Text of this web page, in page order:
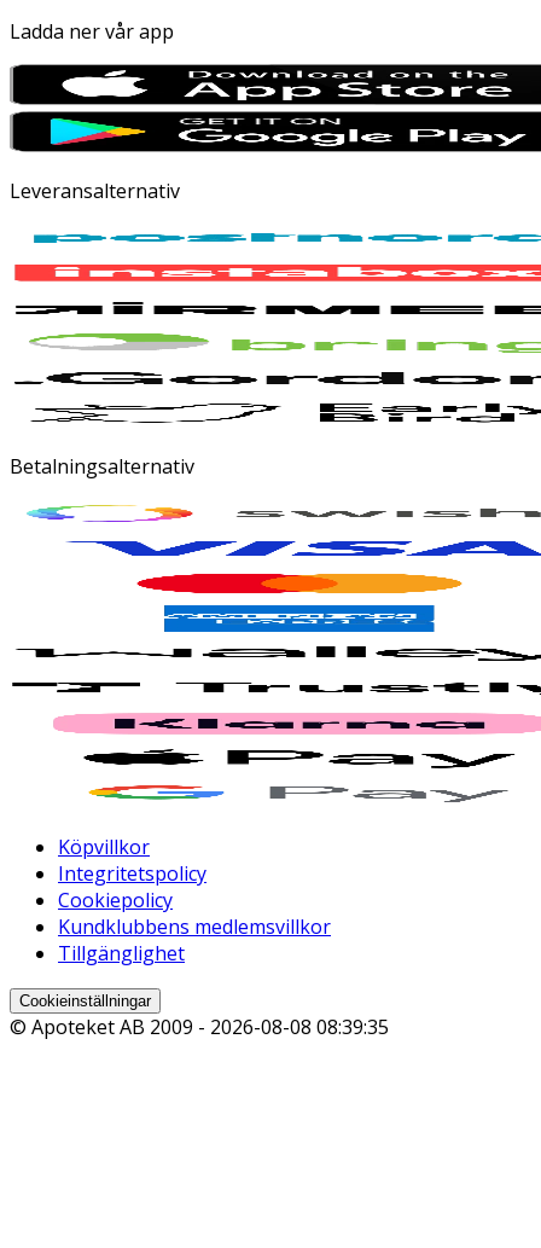
Ladda ner vår app
Leveransalternativ
Betalningsalternativ
Köpvillkor
Integritetspolicy
Cookiepolicy
Kundklubbens medlemsvillkor
Tillgänglighet
Cookieinställningar
© Apoteket AB 2009 - 2026-08-08 08:39:35